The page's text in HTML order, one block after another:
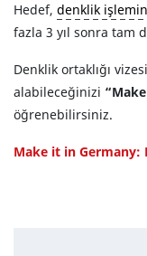
Hedef, denklik
fazla 3 yıl sonra tam
Denklik ortaklığı
alabileceğinizi
öğrenebilirsiniz.
Make it in Germany: